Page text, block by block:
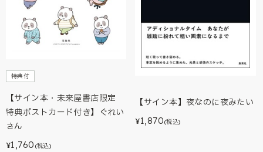
特典付
【サイン本・未来屋書店限定
特典ポストカード付き】ぐれい
さん
¥1,760 (税込)
【サイン本】夜なのに夜みたい
¥1,870(税込)